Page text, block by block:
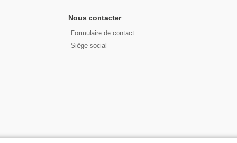
Nous contacter
Formulaire de contact
Siège social